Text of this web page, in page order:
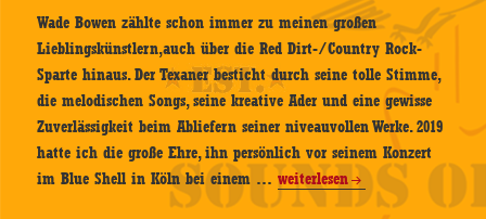
Wade Bowen zählte schon immer zu meinen großen
Lieblingskünstlern,auch über die Red Dirt-/Country Rock-
Sparte hinaus. Der Texaner besticht durch seine tolle Stimme,
die melodischen Songs, seine kreative Ader und eine gewisse
Zuverlässigkeit beim Abliefern seiner niveauvollen Werke. 2019
hatte ich die große Ehre, ihn persönlich vor seinem Konzert
im Blue Shell in Köln bei einem …Wade
Bowen
weiterlesen